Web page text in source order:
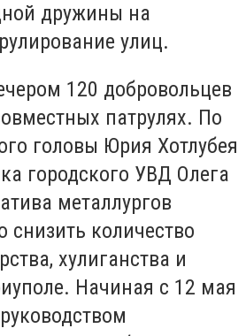
дружины на
улиц.
120 добровольцев
патрулях. По
головы Юрия Хотлубея
городского УВД Олега
металлургов
снизить количество
хулиганства и
Начиная с 12 мая